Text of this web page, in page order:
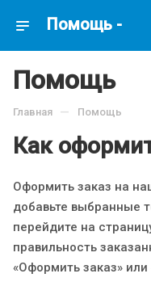
Помощь -
Помощь
Главная — Помощь
Как
Оформить заказ на
добавьте выбранные
перейдите на
правильность
«Оформить заказ»